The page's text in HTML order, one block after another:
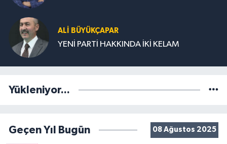
ALİ BÜYÜKÇAPAR
YENİ PARTİ HAKKINDA İKİ KELAM
Yükleniyor...
Geçen Yıl Bugün 08 Ağustos 2025